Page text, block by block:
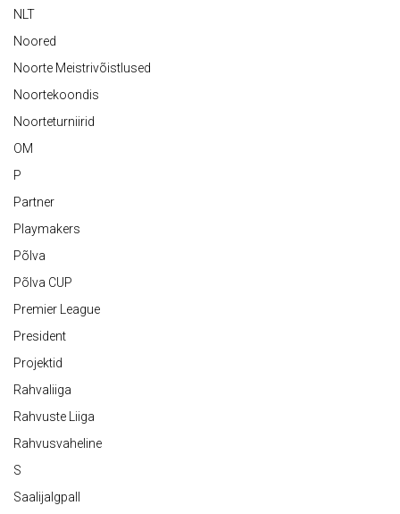
NLT
Noored
Noorte Meistrivõistlused
Noortekoondis
Noorteturniirid
OM
P
Partner
Playmakers
Põlva
Põlva CUP
Premier League
President
Projektid
Rahvaliiga
Rahvuste Liiga
Rahvusvaheline
S
Saalijalgpall